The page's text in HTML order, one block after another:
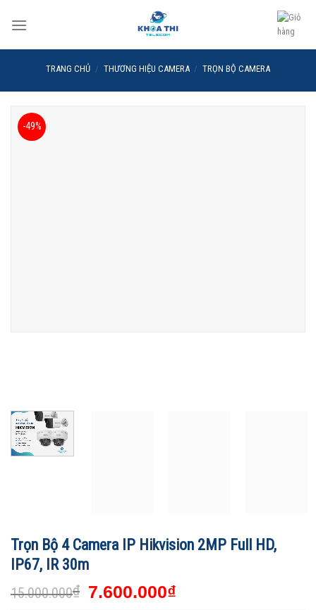
TRANG CHỦ / THƯƠNG HIỆU CAMERA / TRỌN BỘ CAMERA
-49%
Trọn Bộ 4 Camera IP Hikvision 2MP Full HD,
IP67, IR 30m
15.000.000₫ 7.600.000₫